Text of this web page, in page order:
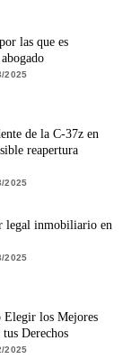
las que es
2025
de la C-37z en
reapertura
2025
legal inmobiliario en
2025
Elegir los Mejores
Derechos
2025